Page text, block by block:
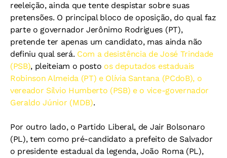
reeleição, ainda que tente despistar sobre suas
pretensões. O principal bloco de oposição, do qual faz
parte o governador Jerônimo Rodrigues (PT),
pretende ter apenas um candidato, mas ainda não
definiu qual será. Com a desistência de José Trindade
(PSB), pleiteiam o posto os deputados estaduais
Robinson Almeida (PT) e Olívia Santana (PCdoB), o
vereador Sílvio Humberto (PSB) e o vice-governador
Geraldo Júnior (MDB).
Por outro lado, o Partido Liberal, de Jair Bolsonaro
(PL), tem como pré-candidato a prefeito de Salvador
o presidente estadual da legenda, João Roma (PL),